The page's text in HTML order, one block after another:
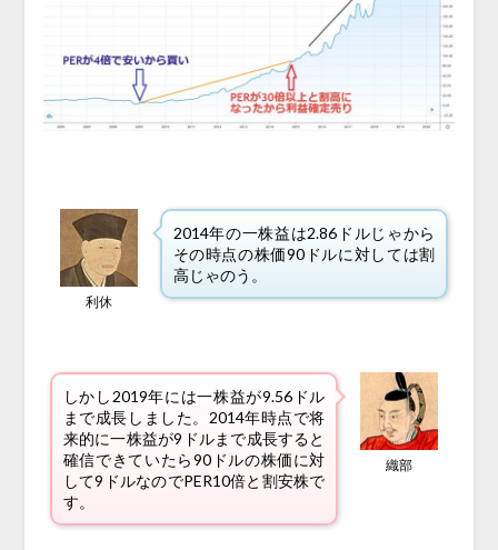
利休
2014年の一株益は2.86ドルじゃから
その時点の株価90ドルに対しては割
高じゃのう。
しかし2019年には一株益が9.56ドル
まで成長しました。2014年時点で将
来的に一株益が9ドルまで成長すると
確信できていたら90ドルの株価に対
して9ドルなのでPER10倍と割安株で
す。
織部